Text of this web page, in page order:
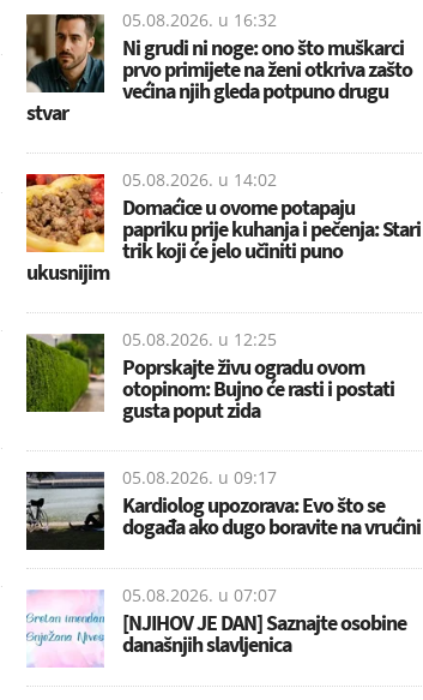
05.08.2026. u 16:32
Ni grudi ni noge: ono što muškarci
prvo primijete na ženi otkriva zašto
većina njih gleda potpuno drugu
stvar
05.08.2026. u 14:02
Domaćice u ovome potapaju
papriku prije kuhanja i pečenja: Stari
trik koji će jelo učiniti puno
ukusnijim
05.08.2026. u 12:25
Poprskajte živu ogradu ovom
otopinom: Bujno će rasti i postati
gusta poput zida
05.08.2026. u 09:17
Kardiolog upozorava: Evo što se
događa ako dugo boravite na vrućini
05.08.2026. u 07:07
[NJIHOV JE DAN] Saznajte osobine
današnjih slavljenica